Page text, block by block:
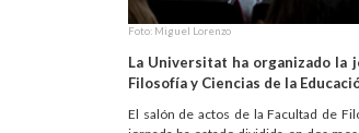
Foto: Miguel Lorenzo
La Universitat ha organizado la
Filosofía y Ciencias de la
El salón de actos de la Facultad de